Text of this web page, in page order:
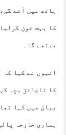
ہاتھ میں آئے
کا بہت خون
بیٹھے گا۔
انہوں نے کہا کہ
کا ناجائز بچہ
بیان میں کہا
ہماری خارجہ